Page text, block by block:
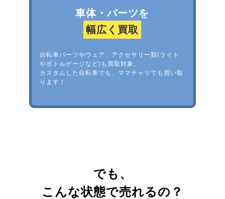
車体・パーツを
幅広く買取
自転車パーツやウェア、アクセサリー類(ライト
やボトルゲージなど)も買取対象。
カスタムした自転車でも、ママチャリでも買い取
ります！
でも、
こんな状態で売れるの？